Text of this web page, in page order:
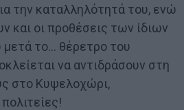
την καταλληλότητά του, ενώ
και οι προθέσεις των ίδιων
το… θέρετρο του
να αντιδράσουν στη
στο Κυψελοχώρι,